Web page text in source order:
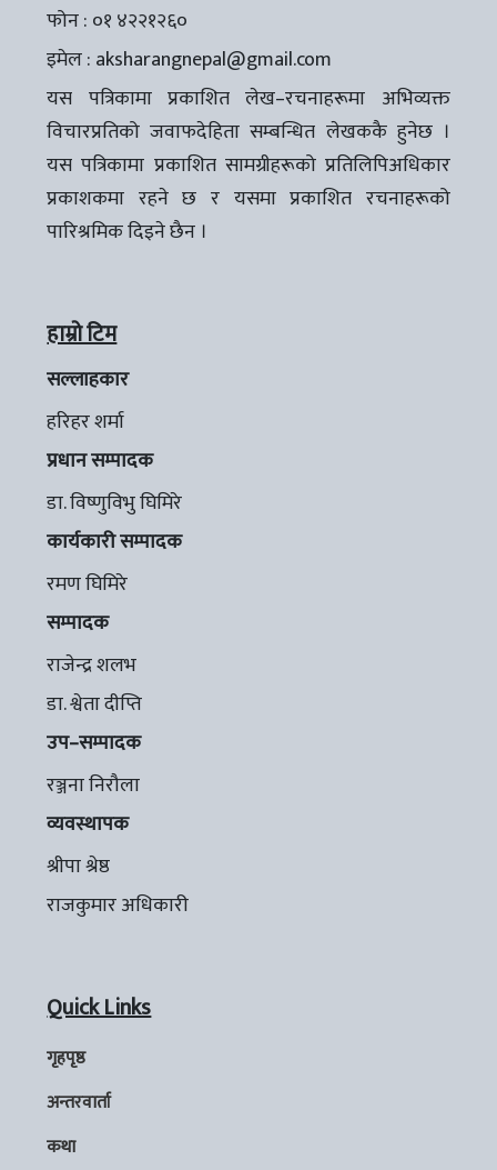
फोन : ०१ ४२२१२६०
इमेल : aksharangnepal@gmail.com
यस पत्रिकामा प्रकाशित लेख–रचनाहरूमा अभिव्यक्त
विचारप्रतिको जवाफदेहिता सम्बन्धित लेखककै हुनेछ ।
यस पत्रिकामा प्रकाशित सामग्रीहरूको प्रतिलिपिअधिकार
प्रकाशकमा रहने छ र यसमा प्रकाशित रचनाहरूको
पारिश्रमिक दिइने छैन ।
हाम्रो टिम
सल्लाहकार
हरिहर शर्मा
प्रधान सम्पादक
डा. विष्णुविभु घिमिरे
कार्यकारी सम्पादक
रमण घिमिरे
सम्पादक
राजेन्द्र शलभ
डा. श्वेता दीप्ति
उप–सम्पादक
रञ्जना निरौला
व्यवस्थापक
श्रीपा श्रेष्ठ
राजकुमार अधिकारी
Quick Links
गृहपृष्ठ
अन्तरवार्ता
कथा